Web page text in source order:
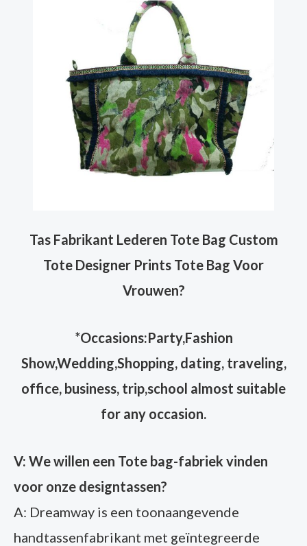
Tas Fabrikant Lederen Tote Bag Custom
Tote Designer Prints Tote Bag Voor
Vrouwen?
*Occasions:Party,Fashion
Show,Wedding,Shopping, dating, traveling,
office, business, trip,school almost suitable
for any occasion.
V: We willen een Tote bag-fabriek vinden
voor onze designtassen?
A: Dreamway is een toonaangevende
handtassenfabrikant met geïntegreerde